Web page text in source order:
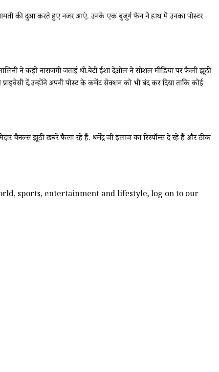
की दुआ करते हुए नजर आएं. उनके एक बुजुर्ग फैन ने हाथ में उनका पोस्टर
ने कड़ी नाराजगी जताई थी.बेटी ईशा देओल ने सोशल मीडिया पर फैली झूठी
दें.उन्होंने अपनी पोस्ट के कमेंट सेक्शन को भी बंद कर दिया ताकि कोई
चैनल्स झूठी खबरें फैला रहे हैं. धर्मेंद्र जी इलाज का रिस्पॉन्स दे रहे हैं और ठीक
sports, entertainment and lifestyle, log on to our